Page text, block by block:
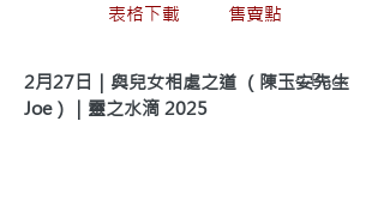
表格下載
售賣點
2月27日｜與兒女相處之道 （陳玉安先生
Joe）｜靈之水滴 2025
< Back